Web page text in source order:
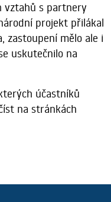
vztahů s partnery
projekt přilákal
zastoupení mělo ale i
uskutečnilo na
účastníků
na stránkách